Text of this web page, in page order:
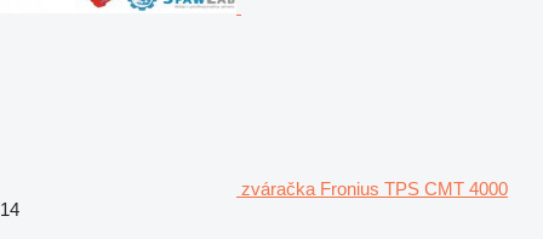
zváračka Fronius TPS CMT 4000
14